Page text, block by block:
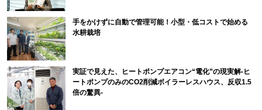
手をかけずに自動で管理可能！小型・低コストで始める
水耕栽培
実証で見えた、ヒートポンプエアコン“電化”の現実解-ヒ
ートポンプのみのCO2削減ボイラーレスハウス、反収1.5
倍の驚異-